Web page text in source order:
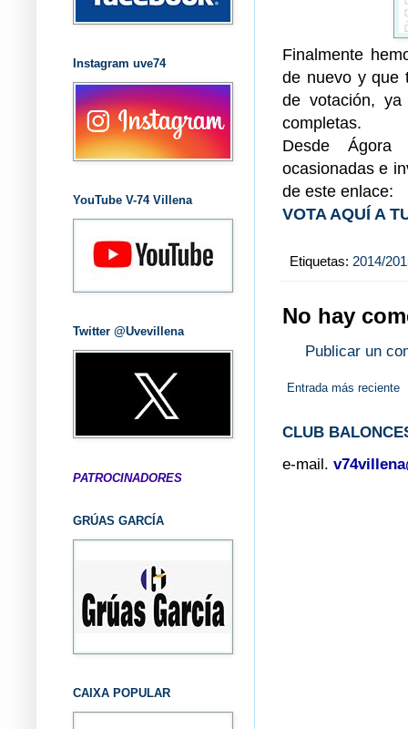
Finalmente
de nuevo y que
de votación,
completas.
Desde Ágora
ocasionadas e
de este enlace:
VOTA AQUÍ A
Etiquetas: 2014/
No hay
Publicar un
Entrada más reciente
CLUB
e-mail.
Instagram uve74
YouTube V-74 Villena
Twitter @Uvevillena
PATROCINADORES
GRÚAS GARCÍA
CAIXA POPULAR